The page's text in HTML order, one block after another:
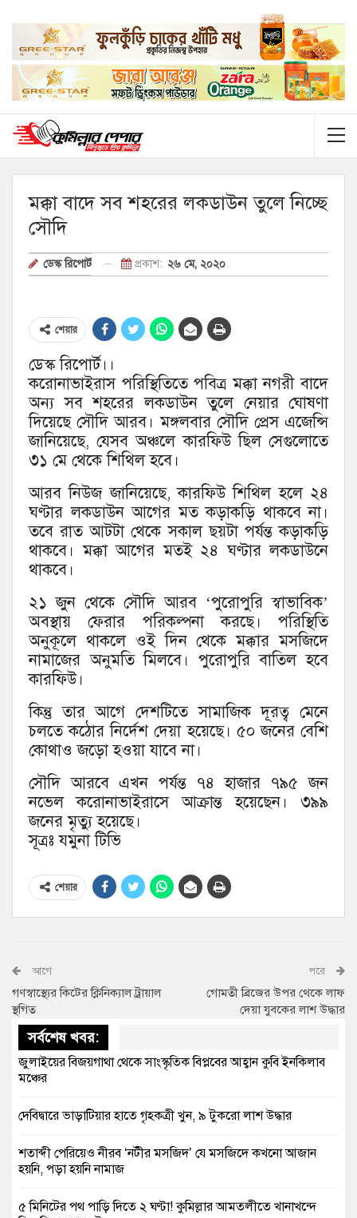
মক্কা বাদে সব শহরের লকডাউন তুলে নিচ্ছে
সৌদি
ডেস্ক রিপোর্ট প্রকাশ: ২৬ মে, ২০২০
শেয়ার
ডেস্ক রিপোর্ট।।
করোনাভাইরাস পরিস্থিতিতে পবিত্র মক্কা নগরী বাদে
অন্য সব শহরের লকডাউন তুলে নেয়ার ঘোষণা
দিয়েছে সৌদি আরব। মঙ্গলবার সৌদি প্রেস এজেন্সি
জানিয়েছে, যেসব অঞ্চলে কারফিউ ছিল সেগুলোতে
৩১ মে থেকে শিথিল হবে।
আরব নিউজ জানিয়েছে, কারফিউ শিথিল হলে ২৪
ঘণ্টার লকডাউন আগের মত কড়াকড়ি থাকবে না।
তবে রাত আটটা থেকে সকাল ছয়টা পর্যন্ত কড়াকড়ি
থাকবে। মক্কা আগের মতই ২৪ ঘণ্টার লকডাউনে
থাকবে।
২১ জুন থেকে সৌদি আরব ‘পুরোপুরি স্বাভাবিক’
অবস্থায় ফেরার পরিকল্পনা করছে। পরিস্থিতি
অনুকূলে থাকলে ওই দিন থেকে মক্কার মসজিদে
নামাজের অনুমতি মিলবে। পুরোপুরি বাতিল হবে
কারফিউ।
কিন্তু তার আগে দেশটিতে সামাজিক দূরত্ব মেনে
চলতে কঠোর নির্দেশ দেয়া হয়েছে। ৫০ জনের বেশি
কোথাও জড়ো হওয়া যাবে না।
সৌদি আরবে এখন পর্যন্ত ৭৪ হাজার ৭৯৫ জন
নভেল করোনাভাইরাসে আক্রান্ত হয়েছেন। ৩৯৯
জনের মৃত্যু হয়েছে।
সূত্রঃ যমুনা টিভি
শেয়ার
আগে
গণস্বাস্থ্যের কিটের ক্লিনিক্যাল ট্রায়াল
স্থগিত
পরে
গোমতী ব্রিজের উপর থেকে লাফ
দেয়া যুবকের লাশ উদ্ধার
সর্বশেষ খবর:
জুলাইয়ের বিজয়গাথা থেকে সাংস্কৃতিক বিপ্লবের আহ্বান কুবি ইনকিলাব
মঞ্চের
দেবিদ্বারে ভাড়াটিয়ার হাতে গৃহকত্রী খুন, ৯ টুকরো লাশ উদ্ধার
শতাব্দী পেরিয়েও নীরব ‘নটীর মসজিদ’ যে মসজিদে কখনো আজান
হয়নি, পড়া হয়নি নামাজ
৫ মিনিটের পথ পাড়ি দিতে ২ ঘণ্টা! কুমিল্লার আমতলীতে খানাখন্দে